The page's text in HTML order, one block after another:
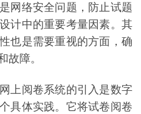
网络安全问题，防止试题
计中的重要考量因素。其
也是需要重视的方面，确
故障。
阅卷系统的引入是数字
具体实践。它将试卷阅卷